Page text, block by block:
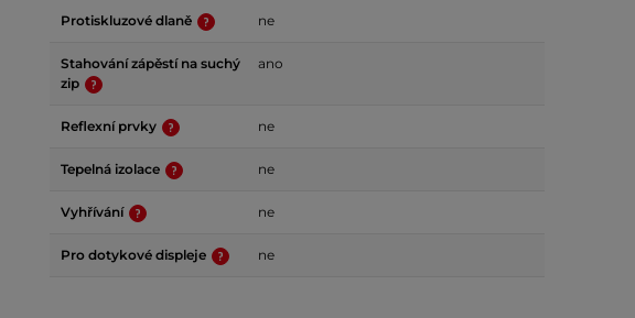
Protiskluzové dlaně ne
Stahování zápěstí na suchý
zip
ano
Reflexní prvky ne
Tepelná izolace ne
Vyhřívání ne
Pro dotykové displeje ne